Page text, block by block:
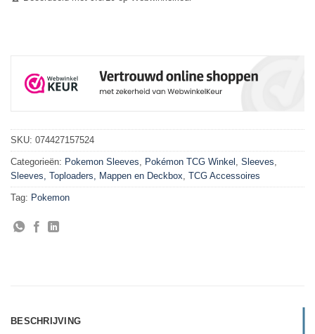
SKU: 074427157524
Categorieën: Pokemon Sleeves, Pokémon TCG Winkel , Sleeves,
Sleeves, Toploaders, Mappen en Deckbox, TCG Accessoires
Tag: Pokemon
BESCHRIJVING